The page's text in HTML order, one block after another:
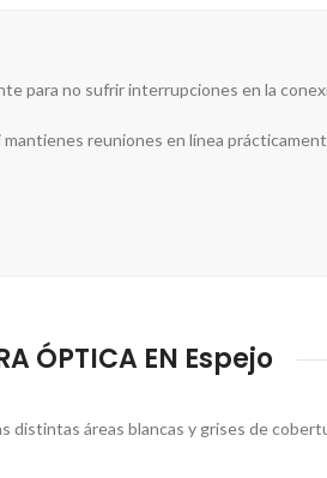
para no sufrir interrupciones en la
reuniones en línea
ÓPTICA EN Espejo
distintas áreas blancas y grises de